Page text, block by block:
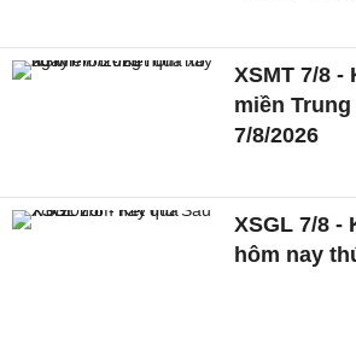
XSMT 7/8 -
miền
7/8/2026
XSGL 7/8 -
hôm nay